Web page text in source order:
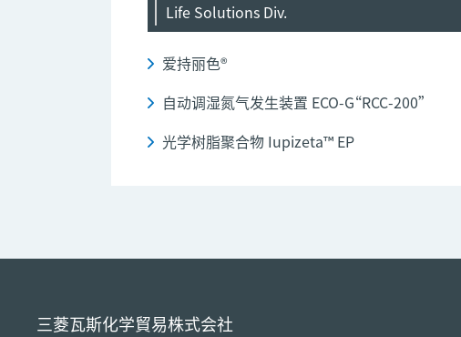
Life Solutions Div.
爱持丽色®
自动调湿氮气发生装置 ECO-G“RCC-200”
光学树脂聚合物 Iupizeta™ EP
三菱瓦斯化学貿易株式会社